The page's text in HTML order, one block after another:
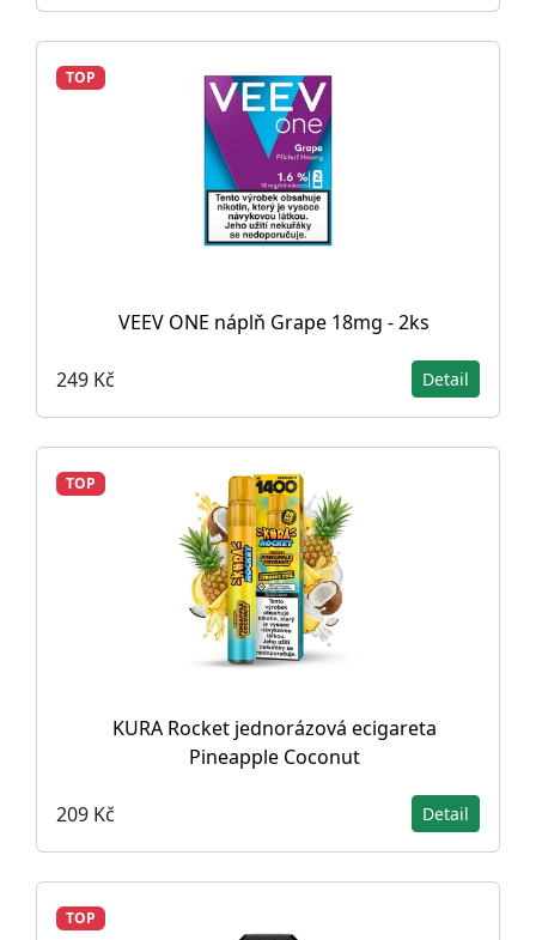
TOP
VEEV ONE náplň Grape 18mg - 2ks
249 Kč Detail
TOP
KURA Rocket jednorázová ecigareta
Pineapple Coconut
209 Kč Detail
TOP